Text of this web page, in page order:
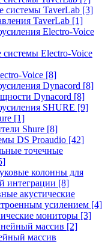
TaverLab [3]
TaverLab [1]
Electro-Voice
системы Electro-Voice
Voice [8]
Dynacord [8]
Dynacord [8]
SHURE [9]
[1]
Shure [8]
DS Proaudio [42]
точечные
колонны для
интеграции [8]
акустические
усилением [4]
мониторы [3]
массив [2]
массив